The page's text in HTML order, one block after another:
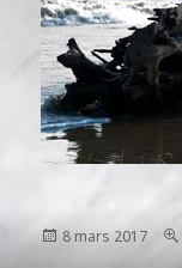
Publié
8 mars 2017